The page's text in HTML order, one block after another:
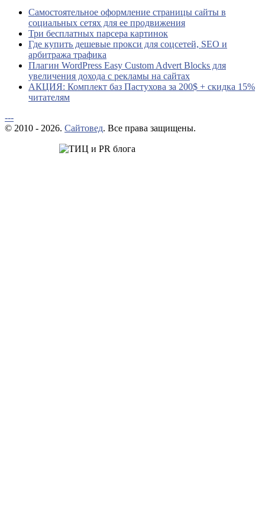
Самостоятельное оформление страницы сайты в
социальных сетях для ее продвижения
Три бесплатных парсера картинок
Где купить дешевые прокси для соцсетей, SEO и
арбитража трафика
Плагин WordPress Easy Custom Advert Blocks для
увеличения дохода с рекламы на сайтах
АКЦИЯ: Комплект баз Пастухова за 200$ + скидка 15%
читателям
---
© 2010 - 2026. Сайтовед. Все права защищены.